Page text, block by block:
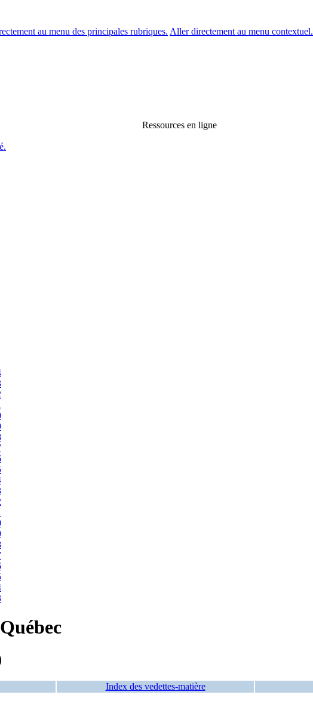
au menu des principales rubriques. Aller directement au menu contextuel.
Ressources en ligne
Index des vedettes-matière